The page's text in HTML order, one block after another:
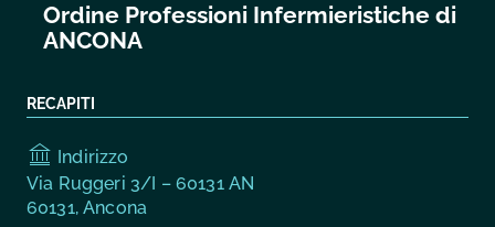
Ordine Professioni Infermieristiche di
ANCONA
RECAPITI
Indirizzo
Via Ruggeri 3/I – 60131 AN
60131, Ancona